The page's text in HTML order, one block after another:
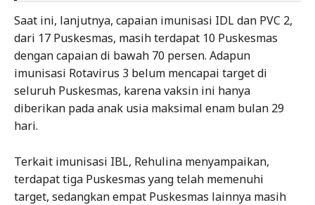
Saat ini, lanjutnya, capaian imunisasi IDL dan PVC 2,
dari 17 Puskesmas, masih terdapat 10 Puskesmas
dengan capaian di bawah 70 persen. Adapun
imunisasi Rotavirus 3 belum mencapai target di
seluruh Puskesmas, karena vaksin ini hanya
diberikan pada anak usia maksimal enam bulan 29
hari.
Terkait imunisasi IBL, Rehulina menyampaikan,
terdapat tiga Puskesmas yang telah memenuhi
target, sedangkan empat Puskesmas lainnya masih